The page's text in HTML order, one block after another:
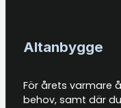
Altanbygge
För årets varmare
behov, samt där